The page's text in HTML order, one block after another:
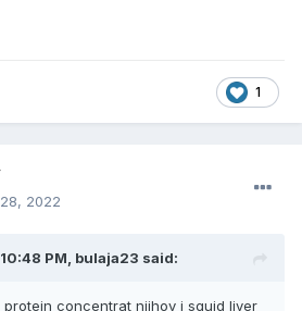
1
2022
PM, bulaja23 said:
protein concentrat njihov i squid liver